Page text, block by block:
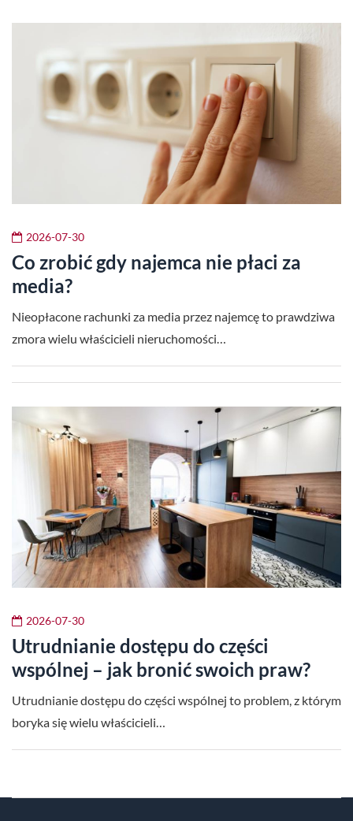
2026-07-30
Co zrobić gdy najemca nie płaci za
media?
Nieopłacone rachunki za media przez najemcę to prawdziwa
zmora wielu właścicieli nieruchomości…
2026-07-30
Utrudnianie dostępu do części
wspólnej – jak bronić swoich praw?
Utrudnianie dostępu do części wspólnej to problem, z którym
boryka się wielu właścicieli…